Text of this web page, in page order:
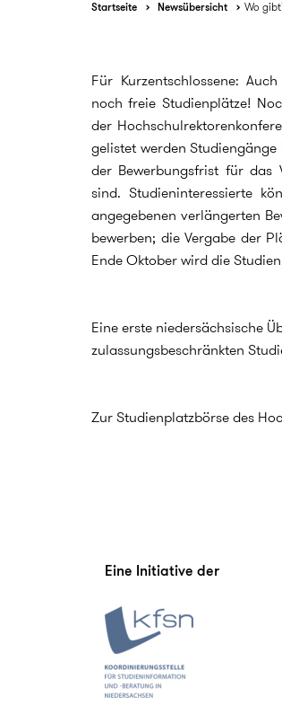
Startseite Newsübersicht Wo
Für Kurzentschlossene:
noch freie Studienplätze!
der
gelistet werden
der Bewerbungsfrist für das
sind. Studieninteressierte
angegebenen verlängerten
bewerben; die Vergabe der
Ende Oktober wird die
Eine erste niedersächsische
zulassungsbeschränkten
Zur Studienplatzbörse des
Eine Initiative der